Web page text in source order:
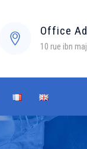
Office
10 rue ibn